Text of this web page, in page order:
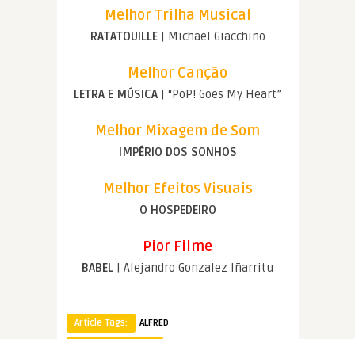
Melhor Trilha Musical
RATATOUILLE| Michael Giacchino
Melhor Canção
LETRA E MÚSICA | “PoP! Goes My Heart”
Melhor Mixagem de Som
IMPÉRIO DOS SONHOS
Melhor Efeitos Visuais
O HOSPEDEIRO
Pior Filme
BABEL| Alejandro Gonzalez Iñarritu
Article Tags:
ALFRED